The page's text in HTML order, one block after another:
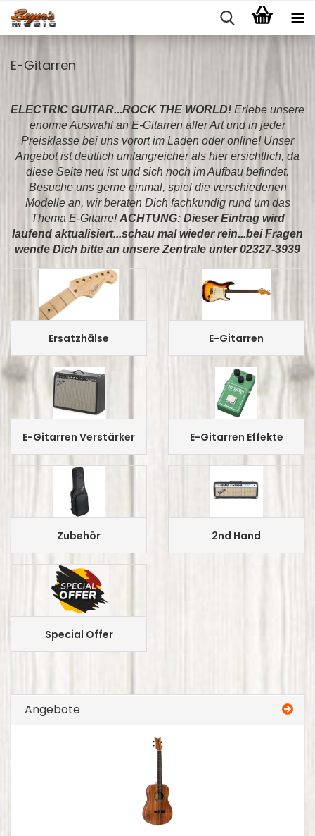
E-Gitarren
ELECTRIC GUITAR...ROCK THE WORLD! Erlebe unsere
enorme Auswahl an E-Gitarren aller Art und in jeder
Preisklasse bei uns vorort im Laden oder online! Unser
Angebot ist deutlich umfangreicher als hier ersichtlich, da
diese Seite neu ist und sich noch im Aufbau befindet.
Besuche uns gerne einmal, spiel die verschiedenen
Modelle an, wir beraten Dich fachkundig rund um das
Thema E-Gitarre!ACHTUNG: Dieser Eintrag wird
laufend aktualisiert...schau mal wieder rein...bei Fragen
wende Dich bitte an unsere Zentrale unter 02327-3939
Ersatzhälse E-Gitarren
E-Gitarren Verstärker E-Gitarren Effekte
Zubehör 2nd Hand
Special Offer
Angebote